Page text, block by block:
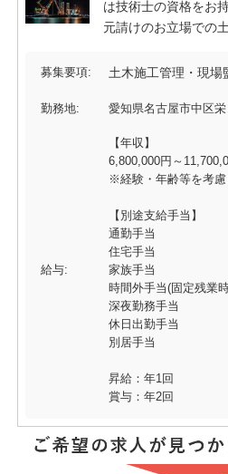
は技術士の資格をお
元請けのお立場での
募集要項: 土木施工管理・現場
勤務地: 愛知県名古屋市中区栄
給与:
【年収】
6,800,000円～
※経験・年齢等を考慮
【別途支給手当】
通勤手当
住宅手当
家族手当
時間外手当(固定残業
深夜勤務手当
休日出勤手当
別居手当
昇給：年1回
賞与：年2回